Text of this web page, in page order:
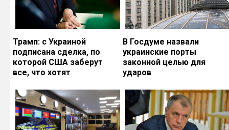
Трамп: с Украиной
подписана сделка, по
которой США заберут
все, что хотят
В Госдуме назвали
украинские порты
законной целью для
ударов